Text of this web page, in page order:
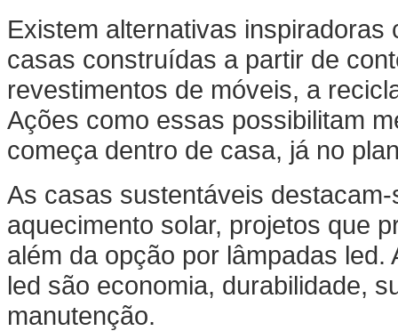
Existem alternativas
casas construídas a partir de
revestimentos de móveis, a
Ações como essas possibilitam
começa dentro de casa, já no
As casas sustentáveis
aquecimento solar, projetos que
além da opção por lâmpadas
led são economia, durabilidade,
manutenção.